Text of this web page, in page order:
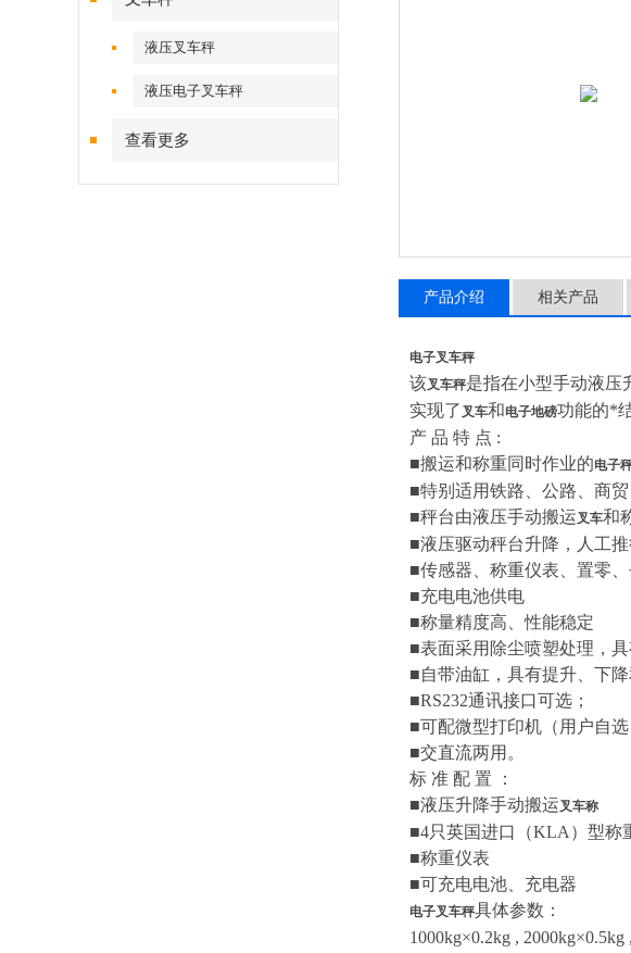
液压叉车秤
液压电子叉车秤
查看更多
产品介绍 相关产品
电子叉车秤
该叉车秤是指在小型手动液压
实现了 叉车和电子地磅功能的*
产 品 特 点 :
■搬运和称重同时作业的电子
■特别适用铁路、公路、商
■秤台由液压手动搬运叉车和
■液压驱动秤台升降，人工
■传感器、称重仪表、置零
■充电电池供电
■称量精度高、性能稳定
■表面采用除尘喷塑处理，
■自带油缸，具有提升、下降
■RS232通讯接口可选；
■可配微型打印机（用户自选
■交直流两用。
标 准 配 置
：
■液压升降手动搬运叉车称
■4只英国进口 （KLA） 型称
■称重仪表
■可充电电池、充电器
电子叉车秤具体参数：
1000kg×0.2kg , 2000kg×0.5kg